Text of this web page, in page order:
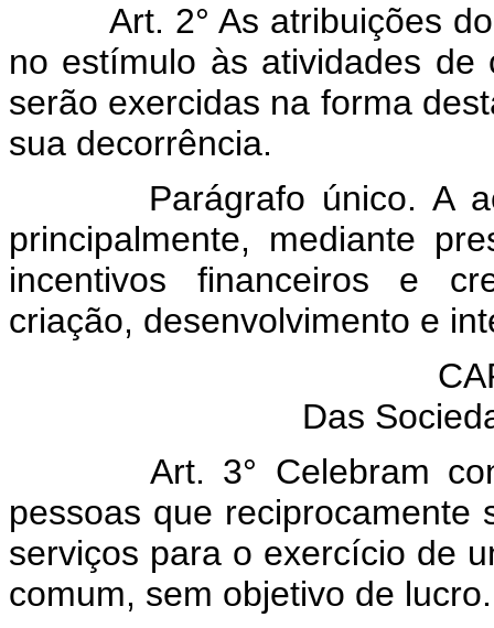
Art. 2° As atribuições
no estímulo às atividades de
serão exercidas na forma
sua decorrência.
Parágrafo único. A
principalmente, mediante
incentivos financeiros e
criação, desenvolvimento e
Das
Art. 3° Celebram
pessoas que
serviços para o exercício de
comum, sem objetivo de lucro.